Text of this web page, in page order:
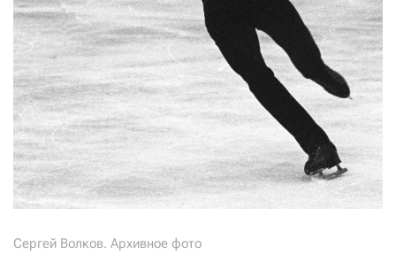
Сергей Волков. Архивное фото